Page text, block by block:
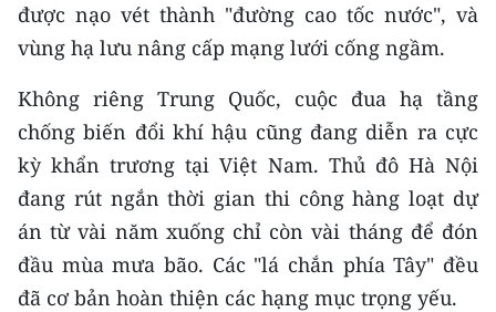
CHƯƠNG TRÌNH OCOP - MỖI XÃ
MỘT SẢN PHẨM
RADIO
MEDIA CENTER
E-Magazine
Video
được nạo vét thành "đường cao tốc nước", và
vùng hạ lưu nâng cấp mạng lưới cống ngầm.
Không riêng Trung Quốc, cuộc đua hạ tầng
chống biến đổi khí hậu cũng đang diễn ra cực
kỳ khẩn trương tại Việt Nam. Thủ đô Hà Nội
đang rút ngắn thời gian thi công hàng loạt dự
án từ vài năm xuống chỉ còn vài tháng để đón
đầu mùa mưa bão. Các "lá chắn phía Tây" đều
đã cơ bản hoàn thiện các hạng mục trọng yếu.